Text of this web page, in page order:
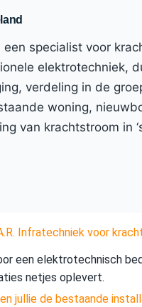
een specialist voor
elektrotechniek,
verdeling in de
woning,
van krachtstroom in
Infratechniek voor
een elektrotechnisch
netjes oplevert.
jullie de bestaande